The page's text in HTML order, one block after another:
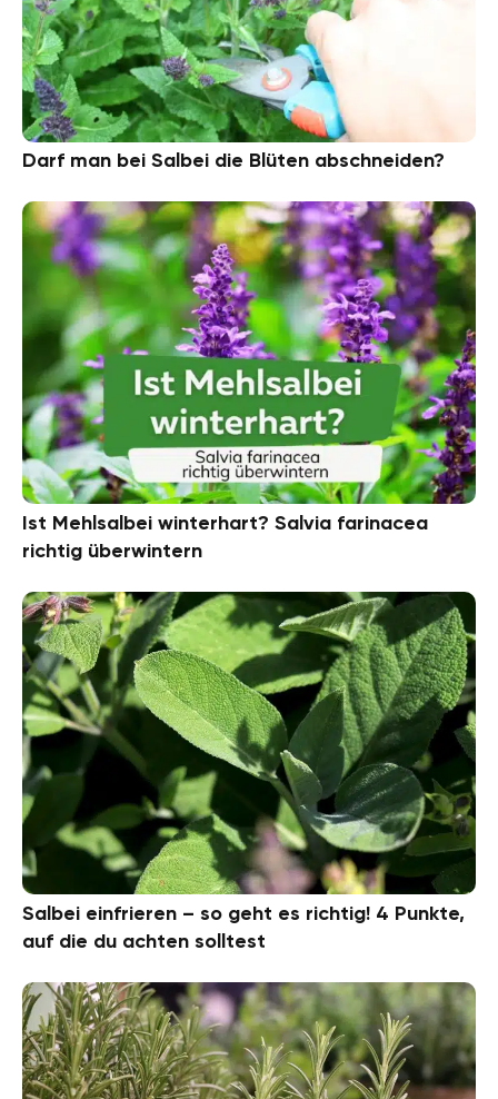
Darf man bei Salbei die Blüten abschneiden?
Ist Mehlsalbei winterhart? Salvia farinacea
richtig überwintern
Salbei einfrieren – so geht es richtig! 4 Punkte,
auf die du achten solltest